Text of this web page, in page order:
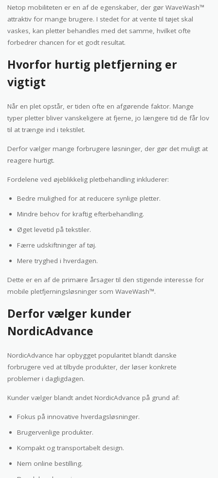
Netop mobiliteten er en af de egenskaber, der gør WaveWash™
attraktiv for mange brugere. I stedet for at vente til tøjet skal
vaskes, kan pletter behandles med det samme, hvilket ofte
forbedrer chancen for et godt resultat.
Hvorfor hurtig pletfjerning er
vigtigt
Når en plet opstår, er tiden ofte en afgørende faktor. Mange
typer pletter bliver vanskeligere at fjerne, jo længere tid de får lov
til at trænge ind i tekstilet.
Derfor vælger mange forbrugere løsninger, der gør det muligt at
reagere hurtigt.
Fordelene ved øjeblikkelig pletbehandling inkluderer:
Bedre mulighed for at reducere synlige pletter.
Mindre behov for kraftig efterbehandling.
Øget levetid på tekstiler.
Færre udskiftninger af tøj.
Mere tryghed i hverdagen.
Dette er en af de primære årsager til den stigende interesse for
mobile pletfjerningsløsninger som WaveWash™.
Derfor vælger kunder
NordicAdvance
NordicAdvance har opbygget popularitet blandt danske
forbrugere ved at tilbyde produkter, der løser konkrete
problemer i dagligdagen.
Kunder vælger blandt andet NordicAdvance på grund af:
Fokus på innovative hverdagsløsninger.
Brugervenlige produkter.
Kompakt og transportabelt design.
Nem online bestilling.